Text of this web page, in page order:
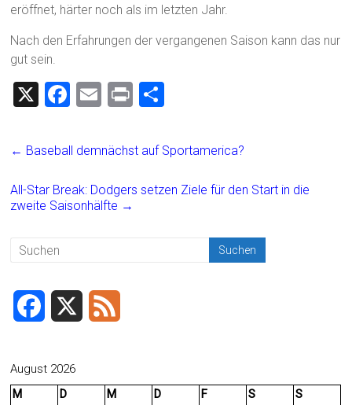
eröffnet, härter noch als im letzten Jahr.
Nach den Erfahrungen der vergangenen Saison kann das nur
gut sein.
X
F
ce
o
ok
E
ai
Pr
t
e
← Baseball demnächst auf Sportamerica?
All-Star Break: Dodgers setzen Ziele für den Start in die
zweite Saisonhälfte →
c
August 2026
M
D M D F S
S